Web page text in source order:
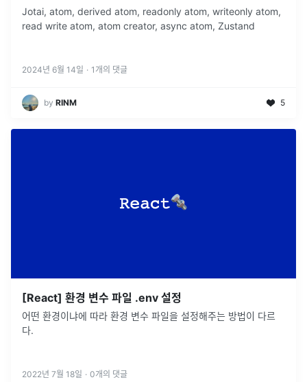
Jotai, atom, derived atom, readonly atom, writeonly atom,
read write atom, atom creator, async atom, Zustand
2024년 6월 14일 · 1 개의 댓글
by RINM 5
[React] 환경 변수 파일 .env 설정
어떤 환경이냐에 따라 환경 변수 파일을 설정해주는 방법이 다르
다.
2022년 7월 18일 · 0개의 댓글